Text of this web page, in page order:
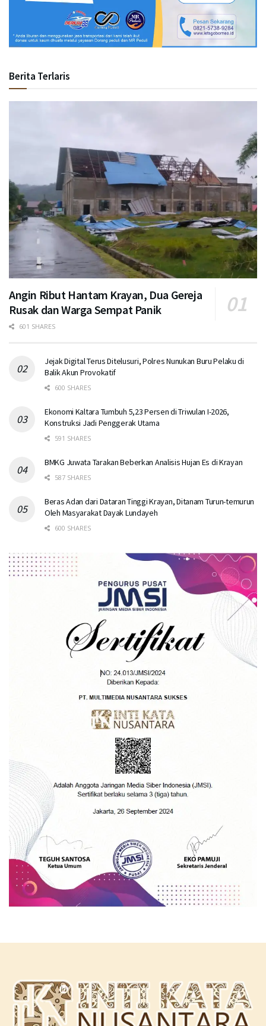
Berita Terlaris
Angin Ribut Hantam Krayan, Dua Gereja
Rusak dan Warga Sempat Panik
601 SHARES
Jejak Digital Terus Ditelusuri, Polres Nunukan Buru Pelaku di
Balik Akun Provokatif
600 SHARES
Ekonomi Kaltara Tumbuh 5,23 Persen di Triwulan I-2026,
Konstruksi Jadi Penggerak Utama
591 SHARES
BMKG Juwata Tarakan Beberkan Analisis Hujan Es di Krayan
587 SHARES
Beras Adan dari Dataran Tinggi Krayan, Ditanam Turun-temurun
Oleh Masyarakat Dayak Lundayeh
600 SHARES